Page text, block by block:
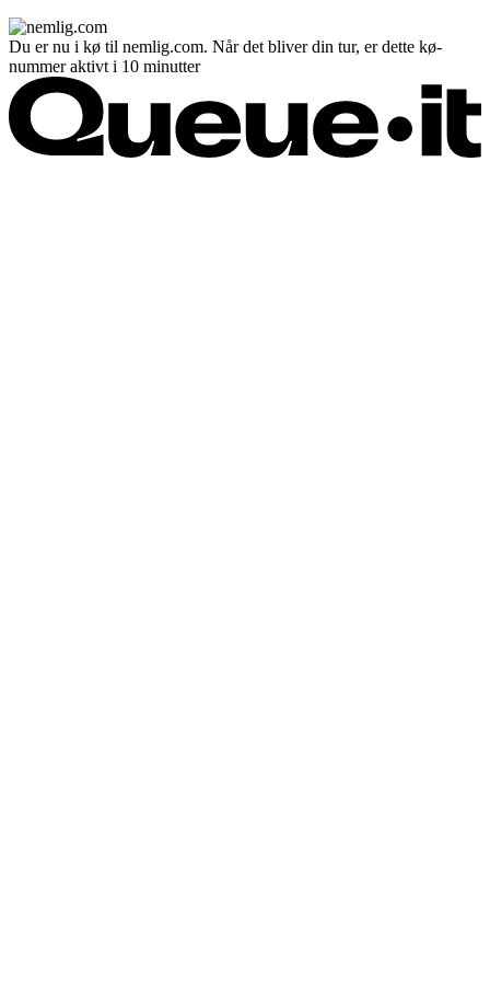
Du er nu i kø til nemlig.com. Når det bliver din tur, er dette kø-
nummer aktivt i 10 minutter